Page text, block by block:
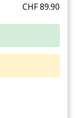
CHF 89.90